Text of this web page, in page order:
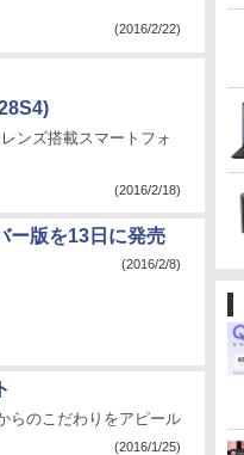
(2016/2/22)
ンズ搭載スマートフォ
(2016/2/18)
ー版を13日に発売
(2016/2/8)
らのこだわりをアピール
(2016/1/25)